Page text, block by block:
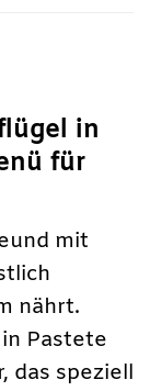
in
für
mit
nährt.
Pastete
das speziell